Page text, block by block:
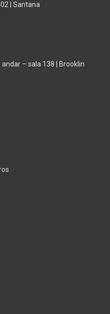
| Santana
– sala 138 | Brooklin